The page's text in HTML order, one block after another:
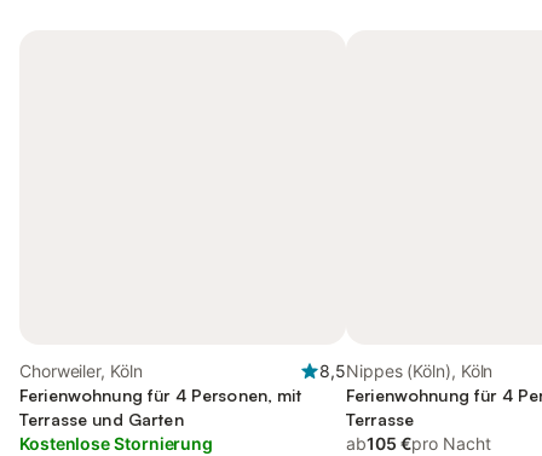
Chorweiler, Köln
8,5
Ferienwohnung für 4 Personen, mit
Terrasse und Garten
Kostenlose Stornierung
Nippes (Köln), Köln
Ferienwohnung für 4
Terrasse
ab105 €pro Nacht